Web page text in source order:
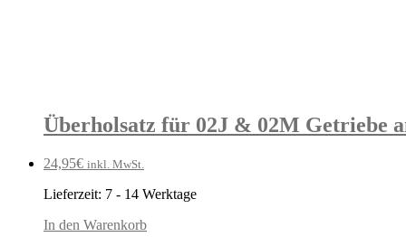
Überholsatz für 02J & 02M Getriebe
24,95€ inkl. MwSt.
Lieferzeit: 7 - 14 Werktage
In den Warenkorb